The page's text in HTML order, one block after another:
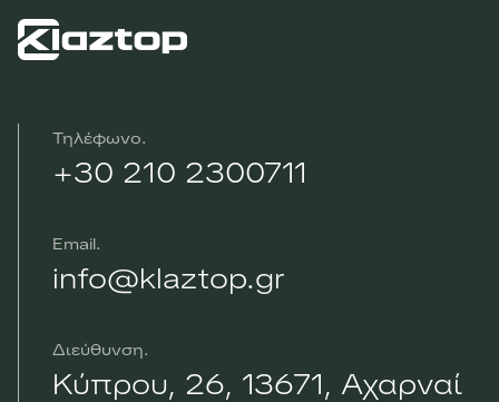
Τηλέφωνο
+30 210 2300711
Email
info@klaztop.gr
Διεύθυνση
Κύπρου, 26, 13671, Αχαρναί